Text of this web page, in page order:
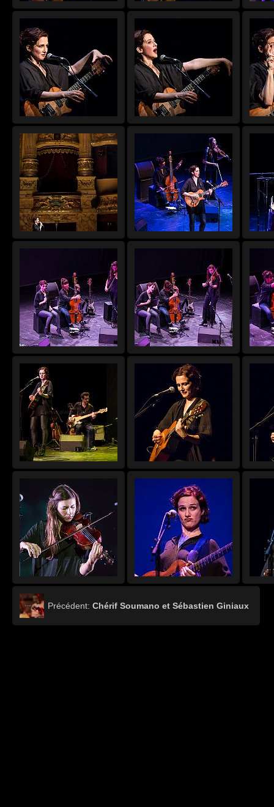
Précédent: Chérif Soumano et Sébastien Giniaux